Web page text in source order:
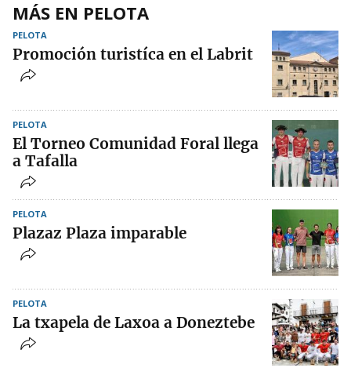
MÁS EN PELOTA
PELOTA
Promoción turistíca en el Labrit
PELOTA
El Torneo Comunidad Foral llega
a Tafalla
PELOTA
Plazaz Plaza imparable
PELOTA
La txapela de Laxoa a Doneztebe